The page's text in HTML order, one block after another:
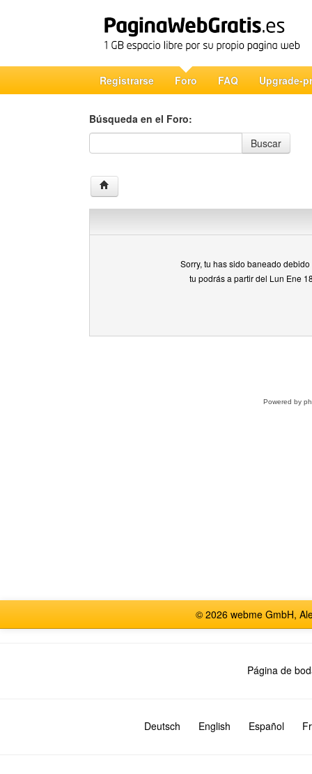
Registrarse Foro FAQ Upgrade-
Búsqueda en el Foro:
Búsqueda en el Foro
Buscar
Sorry, tu has sido baneado
tu podrás a partir del Lun Ene
Powered by
© 2026 webme GmbH,
Página de
Deutsch English Español